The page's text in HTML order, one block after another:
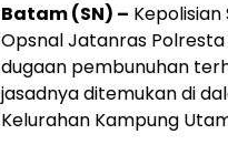
Batam (SN) –
Opsnal Jatanras
dugaan pembunuhan
jasadnya ditemukan di
Kelurahan Kampung